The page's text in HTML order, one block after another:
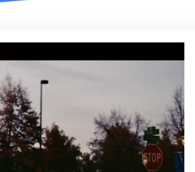
ویدیو